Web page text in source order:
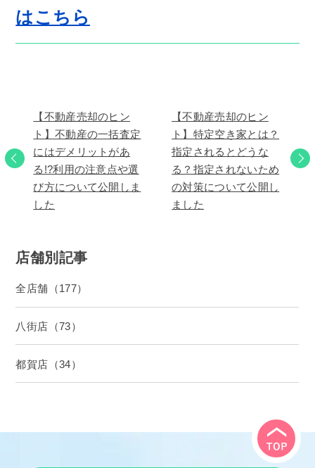
はこちら
【不動産売却のヒン
ト】不動産の一括査定
にはデメリットがあ
る!?利用の注意点や選
び方について公開しま
した
【不動産売却のヒン
ト】特定空き家とは？
指定されるとどうな
る？指定されないため
の対策について公開し
ました
店舗別記事
全店舗（177）
八街店（73）
都賀店（34）